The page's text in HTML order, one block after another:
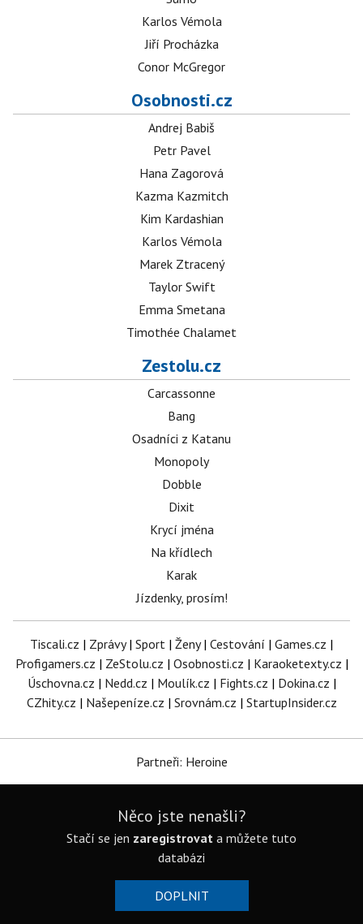
Karlos Vémola
Jiří Procházka
Conor McGregor
Osobnosti.cz
Andrej Babiš
Petr Pavel
Hana Zagorová
Kazma Kazmitch
Kim Kardashian
Karlos Vémola
Marek Ztracený
Taylor Swift
Emma Smetana
Timothée Chalamet
Zestolu.cz
Carcassonne
Bang
Osadníci z Katanu
Monopoly
Dobble
Dixit
Krycí jména
Na křídlech
Karak
Jízdenky, prosím!
Tiscali.cz | Zprávy| Sport | Ženy| Cestování | Games.cz |
Profigamers.cz | ZeStolu.cz | Osobnosti.cz | Karaoketexty.cz |
Úschovna.cz | Nedd.cz | Moulík.cz | Fights.cz | Dokina.cz |
CZhity.cz | Našepeníze.cz | Srovnám.cz | StartupInsider.cz
Partneři: Heroine
Něco jste nenašli?
Stačí se jen zaregistrovat a můžete tuto
databázi
DOPLNIT